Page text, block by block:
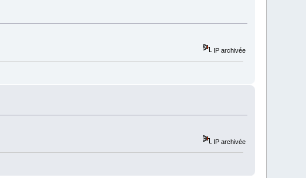
IP archivée
IP archivée